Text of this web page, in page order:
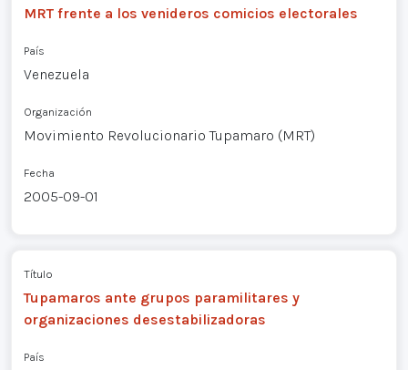
MRT frente a los venideros comicios electorales
País
Venezuela
Organización
Movimiento Revolucionario Tupamaro (MRT)
Fecha
2005-09-01
Título
Tupamaros ante grupos paramilitares y
organizaciones desestabilizadoras
País